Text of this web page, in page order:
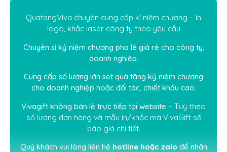
QuatangViva chuyên cung cấp kỉ niệm chương – in
logo, khắc laser công ty theo yêu cầu
Chuyên sỉ kỷ niệm chương pha lê giá rẻ cho công ty,
doanh nghiệp.
Cung cấp số lượng lớn set quà tặng kỷ niệm chương
cho doanh nghiệp hoặc đối tác, chiết khấu cao.
Vivagift không bán lẻ trực tiếp tại website – Tuỳ theo
số lượng đơn hàng và mẫu in/khắc mà VivaGiftsẽ
báo giá chi tiết.
Quý khách vui lòng liên hệ hotline hoặc zalo để nhân